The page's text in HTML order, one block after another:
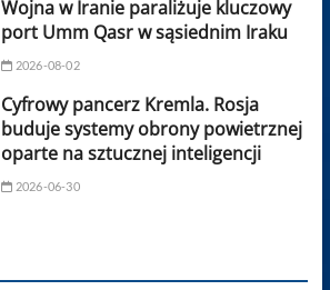
Wojna w Iranie paraliżuje kluczowy
port Umm Qasr w sąsiednim Iraku
2026-08-02
Cyfrowy pancerz Kremla. Rosja
buduje systemy obrony powietrznej
oparte na sztucznej inteligencji
2026-06-30